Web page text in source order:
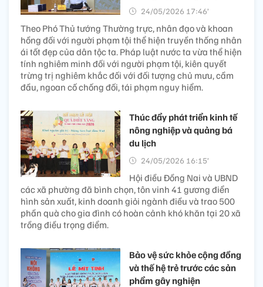
24/05/2026 17:46’
Theo Phó Thủ tướng Thường trực, nhân đạo và khoan
hồng đối với người phạm tội thể hiện truyền thống nhân
ái tốt đẹp của dân tộc ta. Pháp luật nước ta vừa thể hiện
tính nghiêm minh đối với người phạm tội, kiên quyết
trừng trị nghiêm khắc đối với đối tượng chủ mưu, cầm
đầu, ngoan cố chống đối, tái phạm nguy hiểm.
Thúc đẩy phát triển kinh tế
nông nghiệp và quảng bá
du lịch
24/05/2026 16:15’
Hội điều Đồng Nai và UBND
các xã phường đã bình chọn, tôn vinh 41 gương điển
hình sản xuất, kinh doanh giỏi ngành điều và trao 500
phần quà cho gia đình có hoàn cảnh khó khăn tại 20 xã
trồng điều trọng điểm.
Bảo vệ sức khỏe cộng đồng
và thế hệ trẻ trước các sản
phẩm gây nghiện